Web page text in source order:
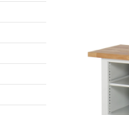
150 mm)-
90 %,
kg,
Griffleiste